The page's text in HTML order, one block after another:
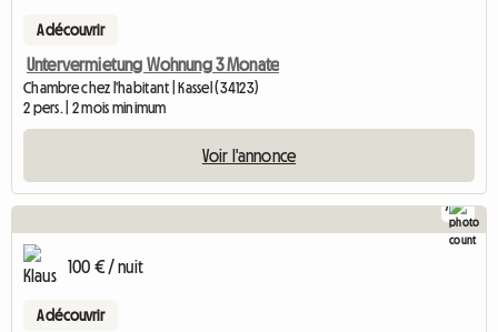
A découvrir
Untervermietung Wohnung 3 Monate
Chambre chez l'habitant | Kassel (34123)
2 pers. | 2 mois minimum
Voir l'annonce
7
100 € / nuit
A découvrir